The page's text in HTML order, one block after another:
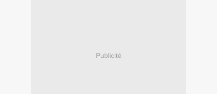
Publicité